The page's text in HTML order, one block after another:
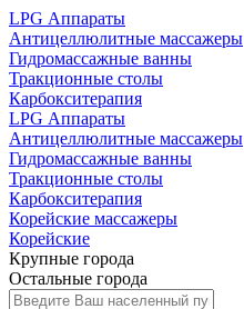
LPG Аппараты
Антицеллюлитные массажеры
Гидромассажные ванны
Тракционные столы
Карбокситерапия
LPG Аппараты
Антицеллюлитные массажеры
Гидромассажные ванны
Тракционные столы
Карбокситерапия
Корейские массажеры
Корейские
Крупные города
Остальные города